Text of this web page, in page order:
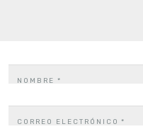
NOMBRE*
CORREO ELECTRÓNICO*